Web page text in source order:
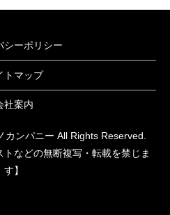
シーポリシー
トマップ
社案内
ンパニー All Rights Reserved.
トなどの無断複写・転載を禁じま
す】